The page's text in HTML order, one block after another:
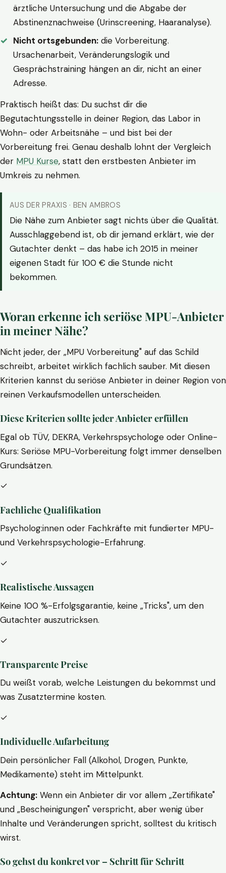
ärztliche Untersuchung und die Abgabe der
Abstinenznachweise (Urinscreening, Haaranalyse).
Nicht ortsgebunden: die Vorbereitung.
Ursachenarbeit, Veränderungslogik und
Gesprächstraining hängen an dir, nicht an einer
Adresse.
Praktisch heißt das: Du suchst dir die
Begutachtungsstelle in deiner Region, das Labor in
Wohn- oder Arbeitsnähe – und bist bei der
Vorbereitung frei. Genau deshalb lohnt der Vergleich
der MPU Kurse, statt den erstbesten Anbieter im
Umkreis zu nehmen.
AUS DER PRAXIS · BEN AMBROS
Die Nähe zum Anbieter sagt nichts über die Qualität.
Ausschlaggebend ist, ob dir jemand erklärt, wie der
Gutachter denkt – das habe ich 2015 in meiner
eigenen Stadt für 100 € die Stunde nicht
bekommen.
Woran erkenne ich seriöse MPU-Anbieter
in meiner Nähe?
Nicht jeder, der „MPU Vorbereitung" auf das Schild
schreibt, arbeitet wirklich fachlich sauber. Mit diesen
Kriterien kannst du seriöse Anbieter in deiner Region von
reinen Verkaufsmodellen unterscheiden.
Diese Kriterien sollte jeder Anbieter erfüllen
Egal ob TÜV, DEKRA, Verkehrspsychologe oder Online-
Kurs: Seriöse MPU-Vorbereitung folgt immer denselben
Grundsätzen.
✓
Fachliche Qualifikation
Psycholog:innen oder Fachkräfte mit fundierter MPU-
und Verkehrspsychologie-Erfahrung.
✓
Realistische Aussagen
Keine 100 %-Erfolgsgarantie, keine „Tricks", um den
Gutachter auszutricksen.
✓
Transparente Preise
Du weißt vorab, welche Leistungen du bekommst und
was Zusatztermine kosten.
✓
Individuelle Aufarbeitung
Dein persönlicher Fall (Alkohol, Drogen, Punkte,
Medikamente) steht im Mittelpunkt.
Achtung: Wenn ein Anbieter dir vor allem „Zertifikate"
und „Bescheinigungen" verspricht, aber wenig über
Inhalte und Veränderungen spricht, solltest du kritisch
wirst.
So gehst du konkret vor – Schritt für Schritt